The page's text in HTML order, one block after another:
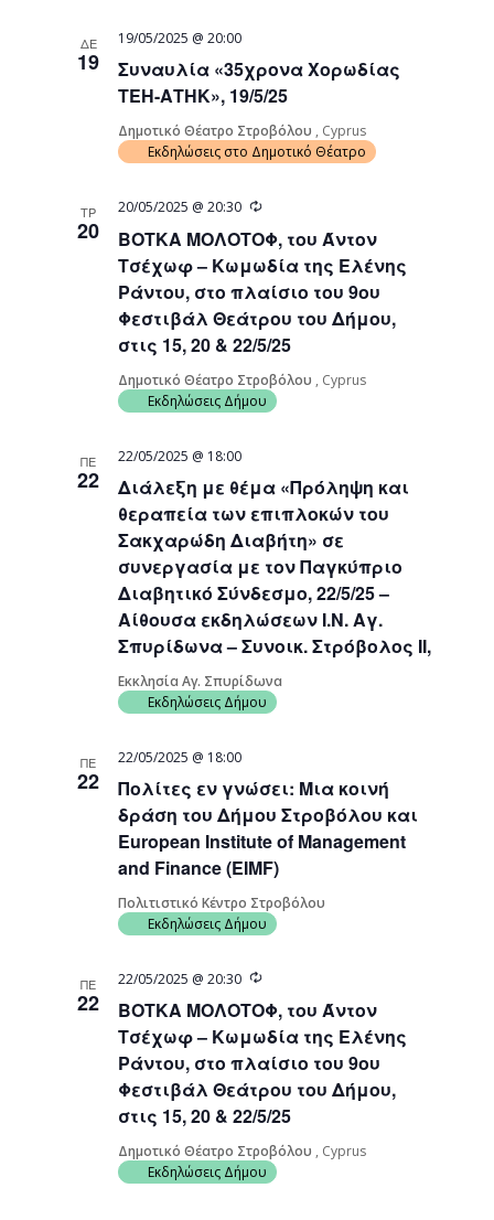
ΔΕ
19
Συναυλία «35χρονα Χορωδίας
ΤΕΗ-ΑΤΗΚ», 19/5/25
19/05/2025 @ 20:00
Δημοτικό Θέατρο Στροβόλου , Cyprus
Εκδηλώσεις στο Δημοτικό Θέατρο
ΤΡ
20
ΒΟΤΚΑ ΜΟΛΟΤΟΦ, του Άντον
Τσέχωφ – Κωμωδία της Ελένης
Ράντου, στο πλαίσιο του 9ου
Φεστιβάλ Θεάτρου του Δήμου,
στις 15, 20 & 22/5/25
20/05/2025 @ 20:30 Recurring
Δημοτικό Θέατρο Στροβόλου , Cyprus
Εκδηλώσεις Δήμου
ΠΕ
22
Διάλεξη με θέμα «Πρόληψη και
θεραπεία των επιπλοκών του
Σακχαρώδη Διαβήτη» σε
συνεργασία με τον Παγκύπριο
Διαβητικό Σύνδεσμο, 22/5/25 –
Αίθουσα εκδηλώσεων Ι.Ν. Αγ.
Σπυρίδωνα – Συνοικ. Στρόβολος ΙΙ,
22/05/2025 @ 18:00
Εκκλησία Αγ. Σπυρίδωνα
Εκδηλώσεις Δήμου
ΠΕ
22
Πολίτες εν γνώσει: Μια κοινή
δράση του Δήμου Στροβόλου και
European Institute of Management
and Finance (EIMF)
22/05/2025 @ 18:00
Πολιτιστικό Κέντρο Στροβόλου
Εκδηλώσεις Δήμου
ΠΕ
22
ΒΟΤΚΑ ΜΟΛΟΤΟΦ, του Άντον
Τσέχωφ – Κωμωδία της Ελένης
Ράντου, στο πλαίσιο του 9ου
Φεστιβάλ Θεάτρου του Δήμου,
στις 15, 20 & 22/5/25
22/05/2025 @ 20:30 Recurring
Δημοτικό Θέατρο Στροβόλου , Cyprus
Εκδηλώσεις Δήμου